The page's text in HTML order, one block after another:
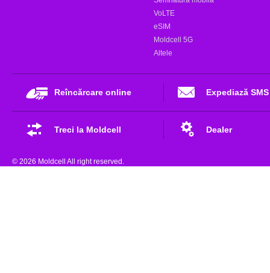
VoLTE
eSIM
Moldcell 5G
Altele
Reîncărcare online Expediază SMS
Treci la Moldcell Dealer
© 2026 Moldcell All right reserved.